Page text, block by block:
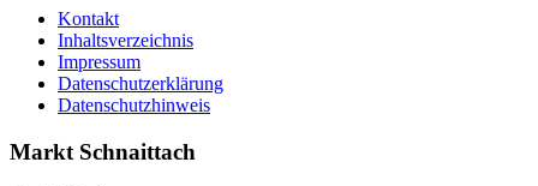
Kontakt
Inhaltsverzeichnis
Impressum
Datenschutzerklärung
Datenschutzhinweis
Markt Schnaittach